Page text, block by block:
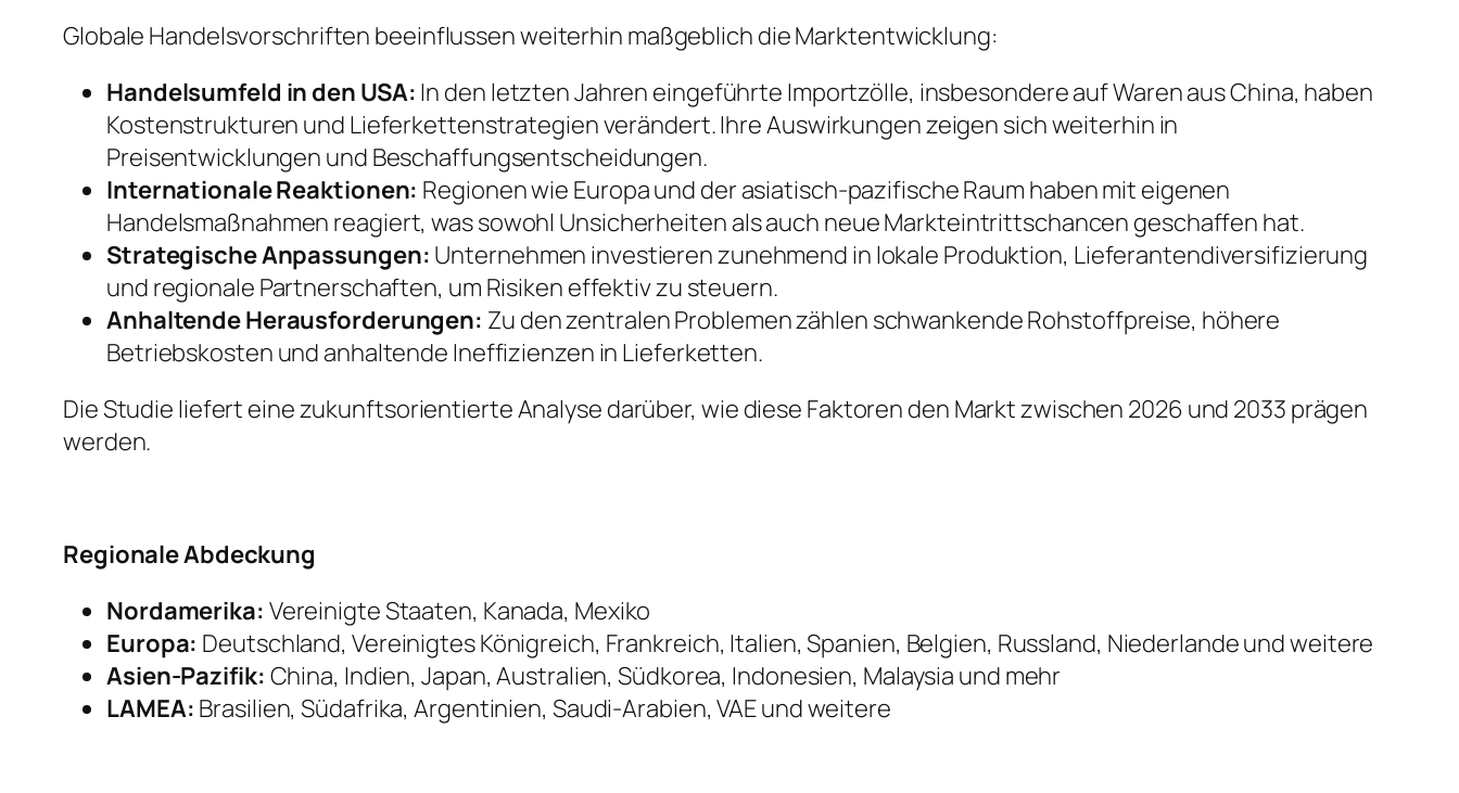
Globale Handelsvorschriften beeinflussen weiterhin maßgeblich die Marktentwicklung:
Handelsumfeld in den USA: In den letzten Jahren eingeführte Importzölle, insbesondere auf Waren aus China, haben
Kostenstrukturen und Lieferkettenstrategien verändert. Ihre Auswirkungen zeigen sich weiterhin in
Preisentwicklungen und Beschaffungsentscheidungen.
Internationale Reaktionen: Regionen wie Europa und der asiatisch-pazifische Raum haben mit eigenen
Handelsmaßnahmen reagiert, was sowohl Unsicherheiten als auch neue Markteintrittschancen geschaffen hat.
Strategische Anpassungen: Unternehmen investieren zunehmend in lokale Produktion, Lieferantendiversifizierung
und regionale Partnerschaften, um Risiken effektiv zu steuern.
Anhaltende Herausforderungen: Zu den zentralen Problemen zählen schwankende Rohstoffpreise, höhere
Betriebskosten und anhaltende Ineffizienzen in Lieferketten.
Die Studie liefert eine zukunftsorientierte Analyse darüber, wie diese Faktoren den Markt zwischen 2026 und 2033 prägen
werden.
Regionale Abdeckung
Nordamerika: Vereinigte Staaten, Kanada, Mexiko
Europa: Deutschland, Vereinigtes Königreich, Frankreich, Italien, Spanien, Belgien, Russland, Niederlande und weitere
Asien-Pazifik: China, Indien, Japan, Australien, Südkorea, Indonesien, Malaysia und mehr
LAMEA: Brasilien, Südafrika, Argentinien, Saudi-Arabien, VAE und weitere